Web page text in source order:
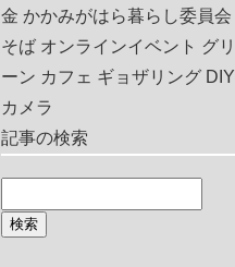
金 かかみがはら暮らし委員会
そば オンラインイベント グリ
ーン カフェ ギョザリング DIY
カメラ
記事の検索